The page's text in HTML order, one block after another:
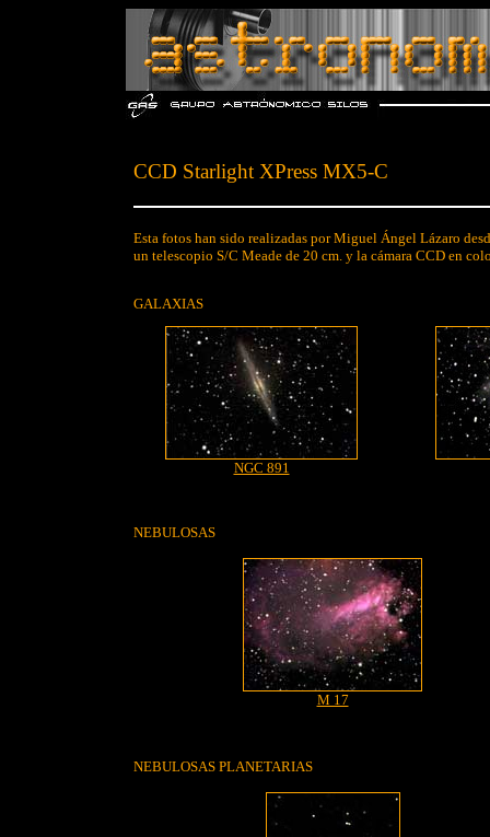
CCD Starlight XPress MX5-C
Esta fotos han sido realizadas por Miguel Ángel Lázaro
un telescopio S/C Meade de 20 cm. y la cámara CCD en
GALAXIAS
NGC 891
NEBULOSAS
M 17
NEBULOSAS PLANETARIAS